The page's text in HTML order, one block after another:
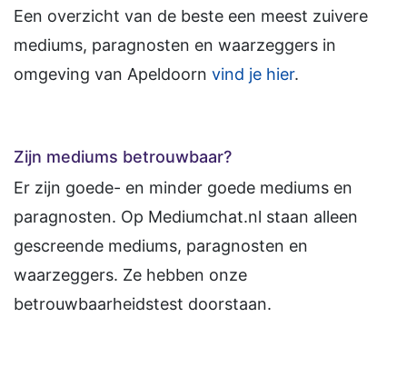
Een overzicht van de beste een meest zuivere
mediums, paragnosten en waarzeggers in
omgeving van Apeldoorn vind je hier.
Zijn mediums betrouwbaar?
Er zijn goede- en minder goede mediums en
paragnosten. Op Mediumchat.nl staan alleen
gescreende mediums, paragnosten en
waarzeggers. Ze hebben onze
betrouwbaarheidstest doorstaan.